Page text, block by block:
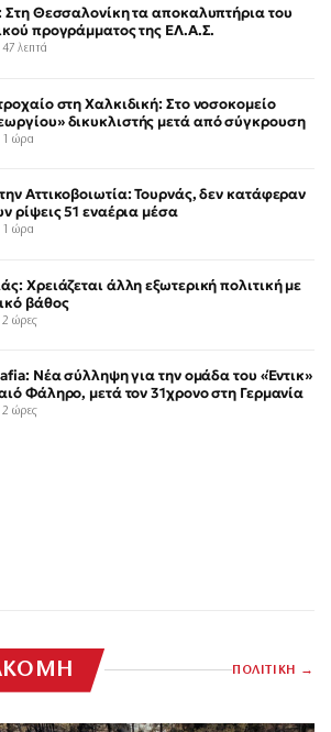
Στη Θεσσαλονίκη τα αποκαλυπτήρια του
προγράμματος της ΕΛ.Α.Σ.
λεπτά
στη Χαλκιδική: Στο νοσοκομείο
δικυκλιστής μετά από σύγκρουση
1 ώρα
Αττικοβοιωτία: Τουρνάς, δεν κατάφεραν
ρίψεις 51 εναέρια μέσα
1 ώρα
Χρειάζεται άλλη εξωτερική πολιτική με
βάθος
2 ώρες
Νέα σύλληψη για την ομάδα του «Έντικ»
Φάληρο, μετά τον 31χρονο στη Γερμανία
2 ώρες
ΠΟΛΙΤΙΚΗ